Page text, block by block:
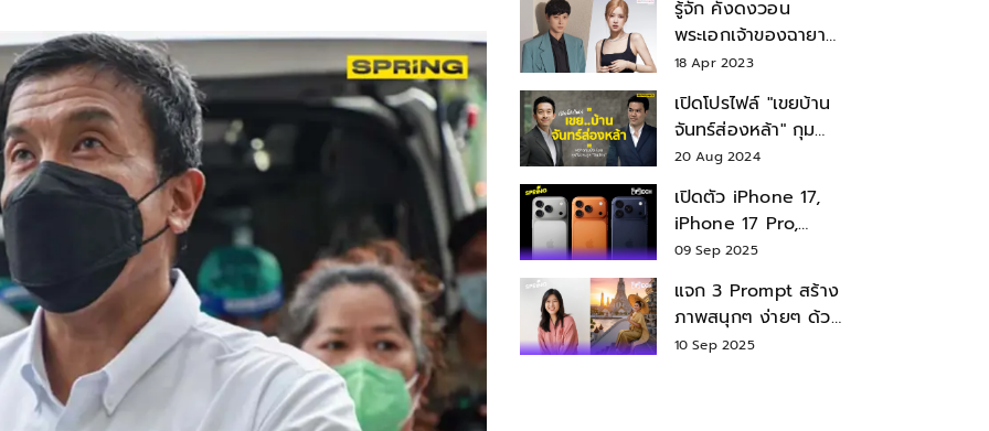
รมว.กลาโหม
รู้จัก คังดงวอน
พระเอกเจ้าของฉายา
สมบัติแห่งชาติ หลังมี
18 Apr 2023
เปิดโปรไฟล์ "เขยบ้าน
จันทร์ส่องหล้า" กุม
บังเหียนธุรกิจตระกูล
"ชินวัตร"
20 Aug 2024
เปิดตัว iPhone 17,
iPhone 17 Pro,
iPhone 17 Air สเปค
09 Sep 2025
แจก 3 Prompt สร้าง
ภาพสนุกๆ ง่ายๆ ด้วย
Nano Banana ใน
10 Sep 2025